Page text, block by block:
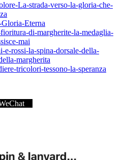
La-strada-verso-la-gloria-che-
Eterna
di-margherite-la-medaglia-
mai
rossi-la-spina-dorsale-della-
margherita
tricolori-tessono-la-speranza